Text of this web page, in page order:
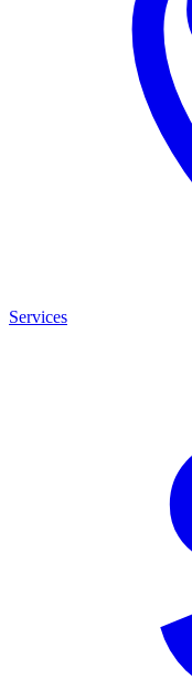
Services